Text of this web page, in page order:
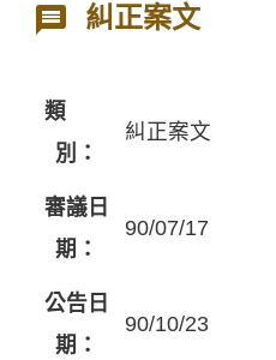
糾正案文
類
別：
糾正案文
審議日
期：
90/07/17
公告日
期：
90/10/23